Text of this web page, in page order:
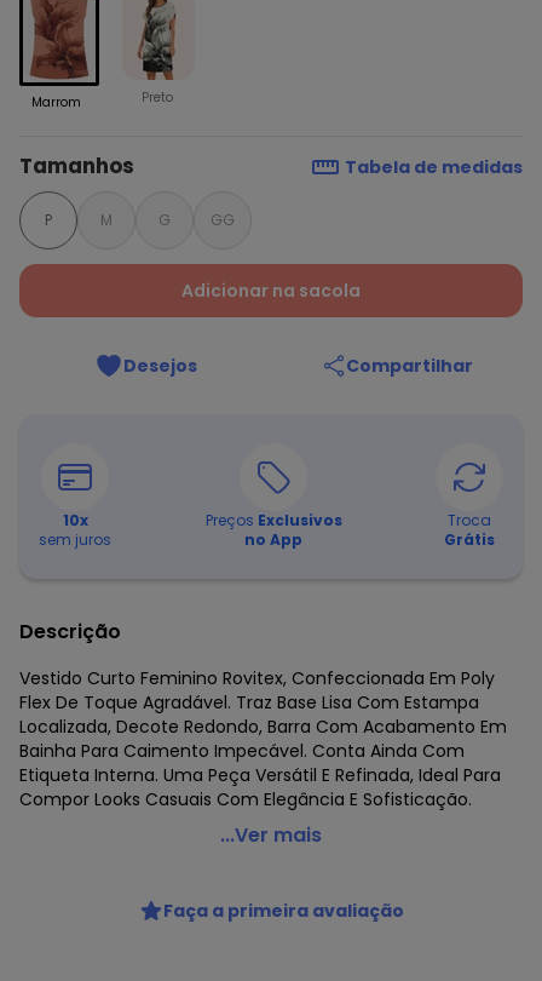
Marrom Preto
Tamanhos Tabela de medidas
P M G GG
Adicionar na sacola
Desejos Compartilhar
10x
sem juros
Preços Exclusivos
no App
Troca
Grátis
Descrição
Vestido Curto Feminino Rovitex, Confeccionada Em Poly
Flex De Toque Agradável. Traz Base Lisa Com Estampa
Localizada, Decote Redondo, Barra Com Acabamento Em
Bainha Para Caimento Impecável. Conta Ainda Com
Etiqueta Interna. Uma Peça Versátil E Refinada, Ideal Para
Compor Looks Casuais Com Elegância E Sofisticação.
Rovitex - Vestido Curto Feminino Poly Flex Marrom
Fornecedor: ROVITEX IND E COM DE MALHAS LTDA / CNPJ
79.233.672/0010-98
...Ver mais
Faça a primeira avaliação